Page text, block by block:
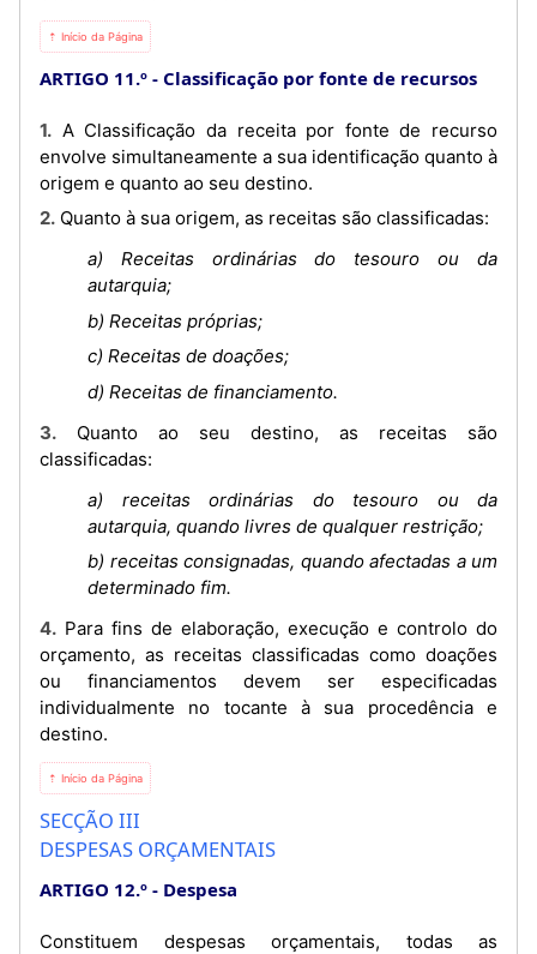
⇡ Início da Página
ARTIGO 11.º Classificação por fonte de recursos
1. A Classificação da receita por fonte de recurso
envolve simultaneamente a sua identificação quanto à
origem e quanto ao seu destino.
2. Quanto à sua origem, as receitas são classificadas:
a) Receitas ordinárias do tesouro ou da
autarquia;
b) Receitas próprias;
c) Receitas de doações;
d) Receitas de financiamento.
3. Quanto ao seu destino, as receitas são
classificadas:
a) receitas ordinárias do tesouro ou da
autarquia, quando livres de qualquer restrição;
b) receitas consignadas, quando afectadas a um
determinado fim.
4. Para fins de elaboração, execução e controlo do
orçamento, as receitas classificadas como doações
ou financiamentos devem ser especificadas
individualmente no tocante à sua procedência e
destino.
⇡ Início da Página
SECÇÃO III
DESPESAS ORÇAMENTAIS
ARTIGO 12.º Despesa
Constituem despesas orçamentais, todas as